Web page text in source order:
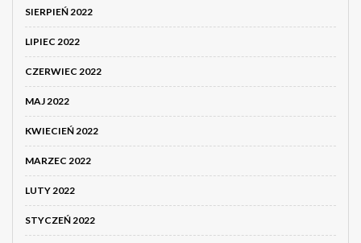
SIERPIEŃ 2022
LIPIEC 2022
CZERWIEC 2022
MAJ 2022
KWIECIEŃ 2022
MARZEC 2022
LUTY 2022
STYCZEŃ 2022